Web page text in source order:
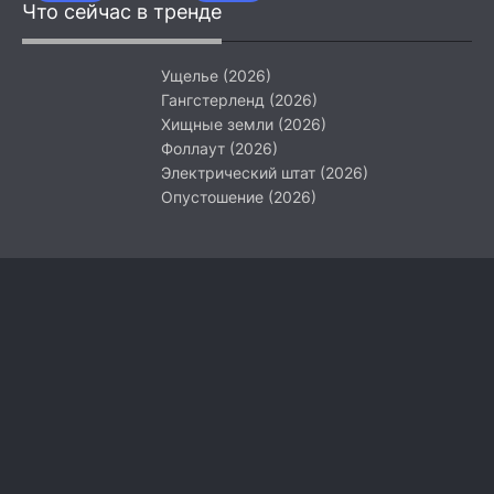
Что сейчас в тренде
Ущелье (2026)
Гангстерленд (2026)
Хищные земли (2026)
Фоллаут (2026)
Электрический штат (2026)
Опустошение (2026)